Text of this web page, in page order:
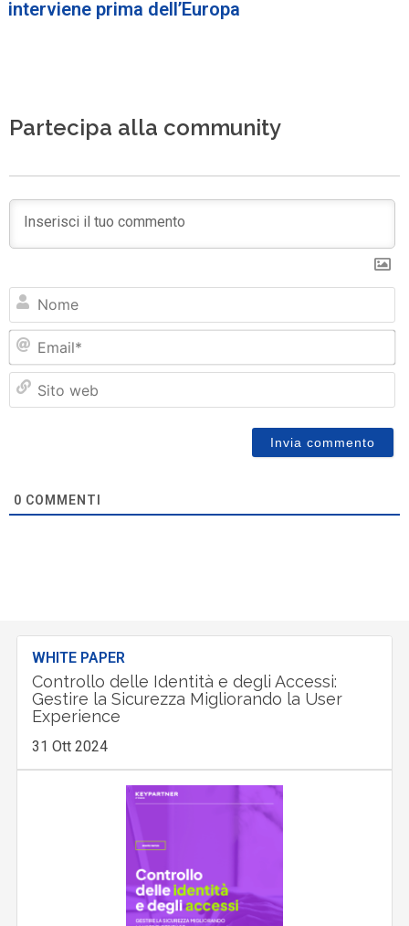
interviene prima dell’Europa
Partecipa alla community
0 COMMENTI
WHITE PAPER
Controllo delle Identità e degli Accessi:
Gestire la Sicurezza Migliorando la User
Experience
31 Ott 2024